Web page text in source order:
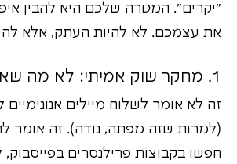
"יקרים". המטרה שלכם היא להבין
את עצמכם. לא להיות העתק, אלא
1. מחקר שוק אמיתי: לא מה שאתה חושב
זה לא אומר לשלוח מיילים
(למרות שזה מפתה, נודה). זה אומר
חפשו בקבוצות פרילנסרים